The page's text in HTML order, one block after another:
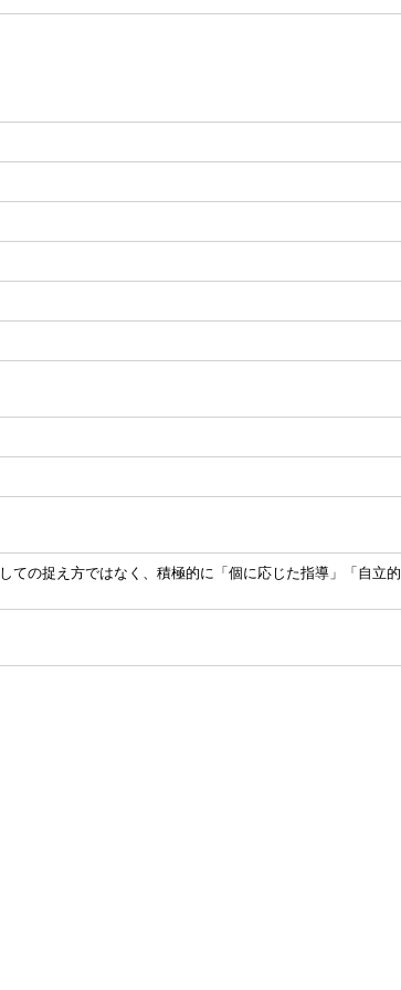
ての捉え方ではなく、積極的に「個に応じた指導」「自立的